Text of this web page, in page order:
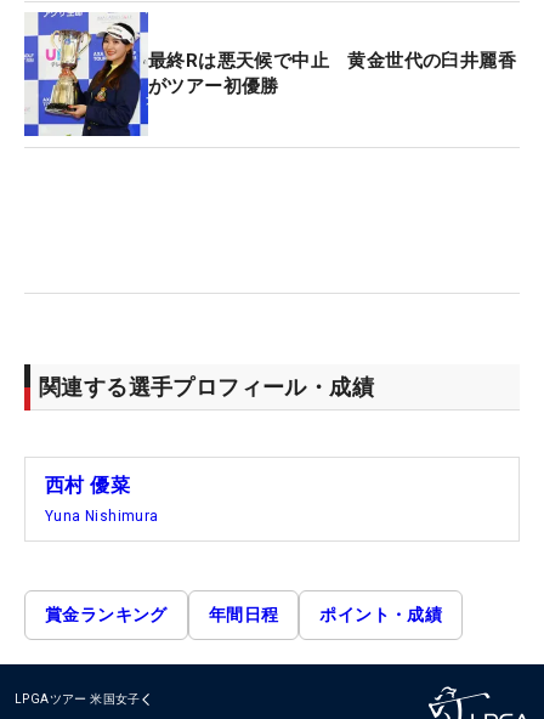
最終Rは悪天候で中止 黄金世代の臼井麗香
がツアー初優勝
関連する選手プロフィール・成績
西村 優菜
Yuna Nishimura
賞金ランキング 年間日程 ポイント・成績
LPGAツアー 米国女子